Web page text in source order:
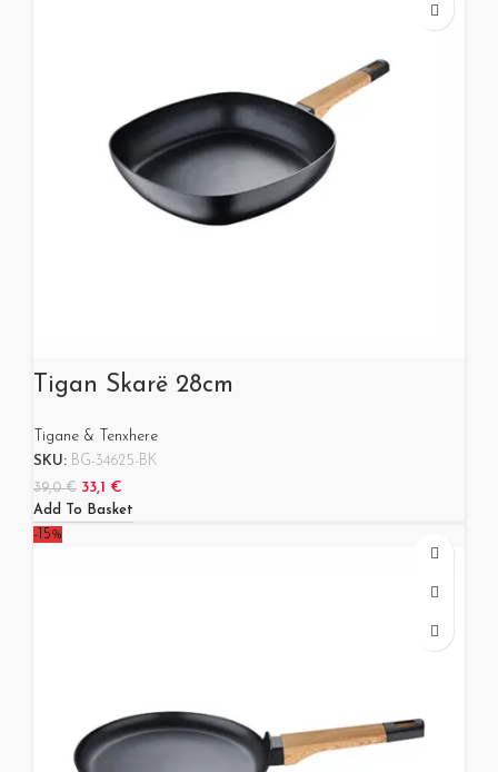
Tigan Skarë 28cm
Tigane & Tenxhere
SKU: BG-34625-BK
39,0€ 33,1 €
Add To Basket
-15%